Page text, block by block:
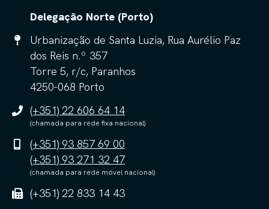
Delegação Norte (Porto)
Urbanização de Santa Luzia, Rua Aurélio Paz
dos Reis n.º 357
Torre 5, r/c, Paranhos
4250-068 Porto
(+351) 22 606 64 14
(chamada para rede fixa nacional)
(+351) 93 857 69 00
(+351) 93 271 32 47
(chamada para rede móvel nacional)
(+351) 22 833 14 43